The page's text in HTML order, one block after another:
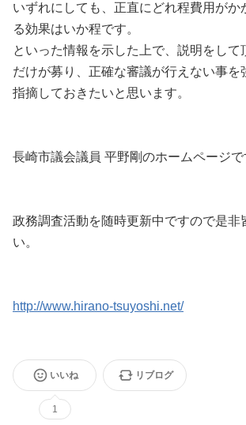
いずれにしても、正直にどれ程費用がか
る効果はいか程です。
といった情報を示した上で、説明をして
だけが募り、正確な審議が行えない事を
指摘しておきたいと思います。
長崎市議会議員 平野剛のホームページで
政務調査活動を随時更新中ですので是非
い。
http://www.hirano-tsuyoshi.net/
いいね
1
リブログ